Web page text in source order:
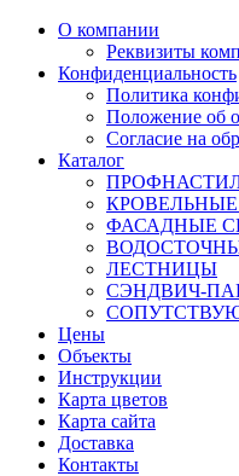
О компании
Реквизиты
Конфиденциальность
Политика
Положение об
Согласие на
Каталог
ФАСАДНЫЕ
ЛЕСТНИЦЫ
СЭНДВИЧ-
Цены
Объекты
Инструкции
Карта цветов
Карта сайта
Доставка
Контакты